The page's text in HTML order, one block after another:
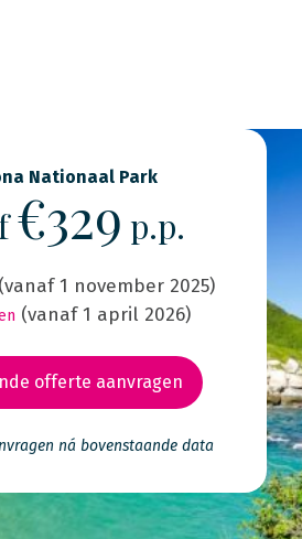
Nationaal Park
€329 p.p.
(vanaf 1 november 2025)
(vanaf 1 april 2026)
offerte aanvragen
ná bovenstaande data